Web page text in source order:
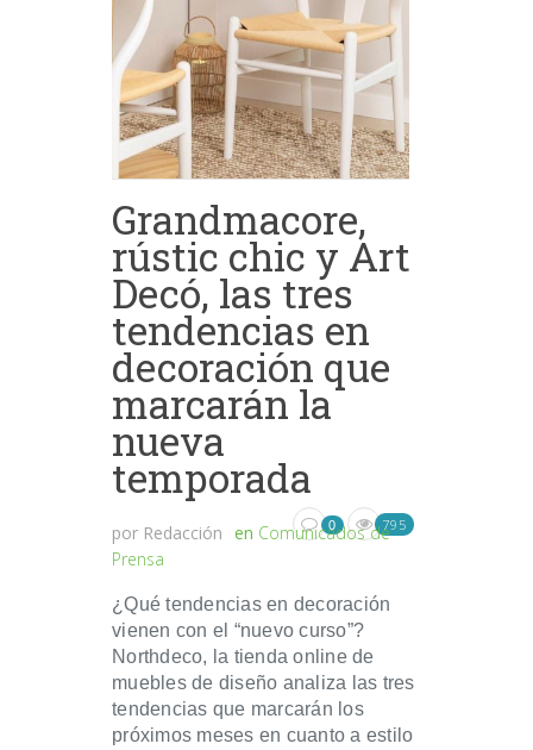
Grandmacore,
rústic chic y Art
Decó, las tres
tendencias en
decoración que
marcarán la
nueva
temporada
por Redacción en Comunicados de
Prensa
0 795
¿Qué tendencias en decoración
vienen con el “nuevo curso”?
Northdeco, la tienda online de
muebles de diseño analiza las tres
tendencias que marcarán los
próximos meses en cuanto a estilo